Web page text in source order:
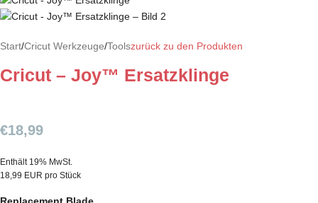
Start/Cricut Werkzeuge/Toolszurück zu den Produkten
Cricut – Joy™ Ersatzklinge
€18,99
Enthält 19% MwSt.
18,99 EUR pro Stück